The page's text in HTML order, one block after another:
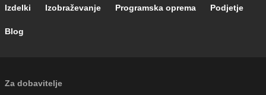
Footer main navigation
Izdelki Izobraževanje Programska oprema Podjetje
Blog
External links
Za dobavitelje